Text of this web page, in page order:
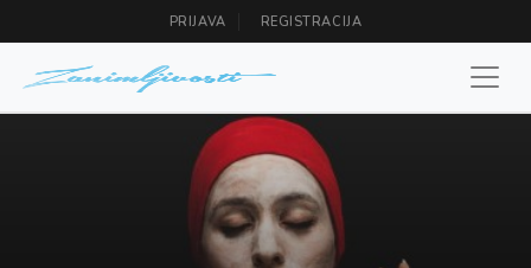
PRIJAVA REGISTRACIJA